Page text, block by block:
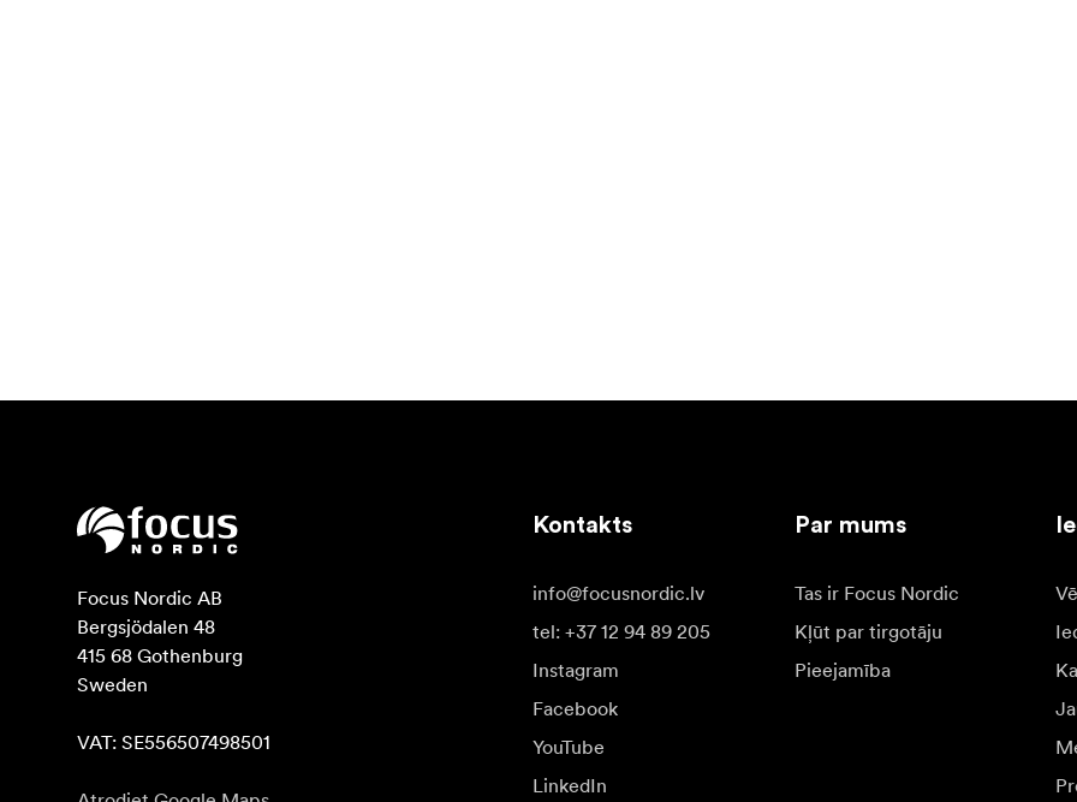
Focus Nordic AB
Bergsjödalen 48
415 68 Gothenburg
Sweden
VAT: SE556507498501
Kontakts
info@focusnordic.lv
tel: +37 12 94 89 205
Instagram
Facebook
YouTube
LinkedIn
Par mums
Tas ir Focus Nordic
Kļūt par tirgotāju
Pieejamība